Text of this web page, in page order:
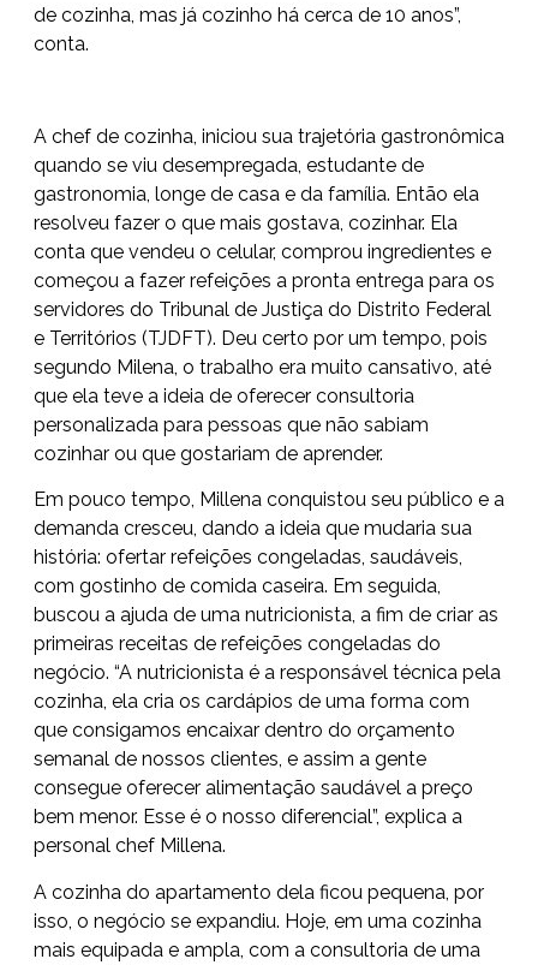
de cozinha, mas já cozinho há cerca de 10 anos”,
conta.
A chef de cozinha, iniciou sua trajetória gastronômica
quando se viu desempregada, estudante de
gastronomia, longe de casa e da família. Então ela
resolveu fazer o que mais gostava, cozinhar. Ela
conta que vendeu o celular, comprou ingredientes e
começou a fazer refeições a pronta entrega para os
servidores do Tribunal de Justiça do Distrito Federal
e Territórios (TJDFT). Deu certo por um tempo, pois
segundo Milena, o trabalho era muito cansativo, até
que ela teve a ideia de oferecer consultoria
personalizada para pessoas que não sabiam
cozinhar ou que gostariam de aprender.
Em pouco tempo, Millena conquistou seu público e a
demanda cresceu, dando a ideia que mudaria sua
história: ofertar refeições congeladas, saudáveis,
com gostinho de comida caseira. Em seguida,
buscou a ajuda de uma nutricionista, a fim de criar as
primeiras receitas de refeições congeladas do
negócio. “A nutricionista é a responsável técnica pela
cozinha, ela cria os cardápios de uma forma com
que consigamos encaixar dentro do orçamento
semanal de nossos clientes, e assim a gente
consegue oferecer alimentação saudável a preço
bem menor. Esse é o nosso diferencial”, explica a
personal chef Millena.
A cozinha do apartamento dela ficou pequena, por
isso, o negócio se expandiu. Hoje, em uma cozinha
mais equipada e ampla, com a consultoria de uma